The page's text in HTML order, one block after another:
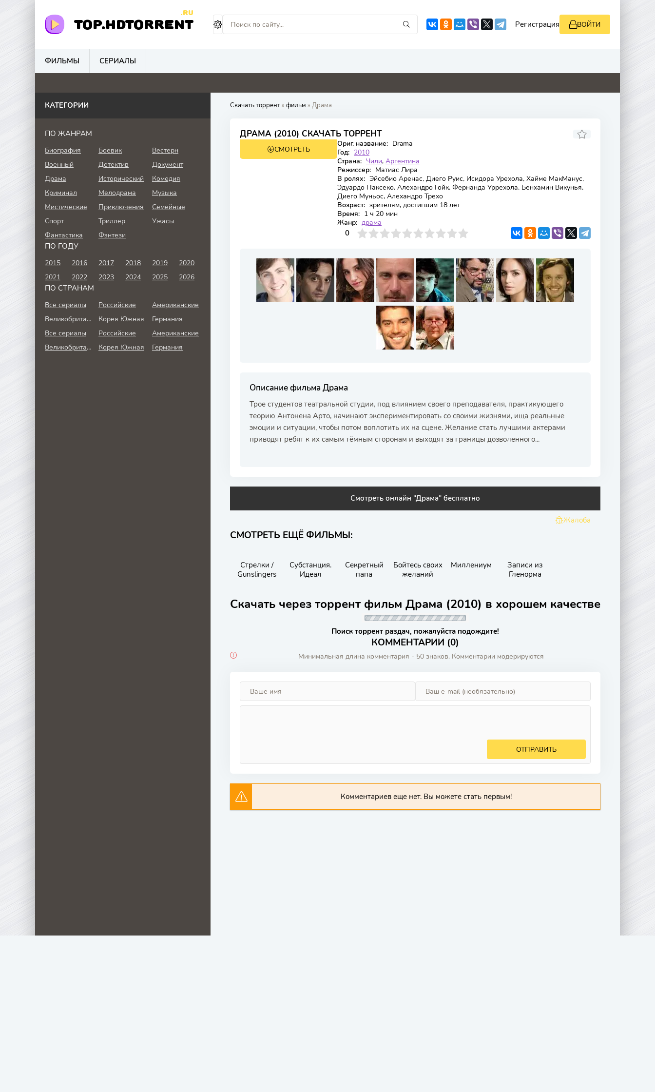
TOP.HDTORRENT
.RU
Регистрация ВОЙТИ
ФИЛЬМЫ СЕРИАЛЫ
0 0 0 4.9 4.8 0 0 0 0 0 0
Скачать торрент» фильм » Драма
ДРАМА (2010) СКАЧАТЬ ТОРРЕНТ
5.47 4.9
СМОТРЕТЬ
Ориг. название: Drama
Год: 2010
Страна: Чили, Аргентина
Режиссер: Матиас Лира
В ролях: Эйсебио Аренас, Диего Руис, Исидора Урехола, Хайме МакМанус,
Эдуардо Паксеко, Алехандро Гойк, Фернанда Уррехола, Бенхамин Викунья,
Диего Муньос, Алехандро Трехо
Возраст: зрителям, достигшим 18 лет
Время: 1 ч 20 мин
Жанр: драма
0
4 6 7 8 9 10
Описание фильма Драма
Трое студентов театральной студии, под влиянием своего преподавателя, практикующего
теорию Антонена Арто, начинают экспериментировать со своими жизнями, ища реальные
эмоции и ситуации, чтобы потом воплотить их на сцене. Желание стать лучшими актерами
приводят ребят к их самым тёмным сторонам и выходят за границы дозволенного...
Смотреть онлайн "Драма" бесплатно
Жалоба
СМОТРЕТЬ ЕЩЁ ФИЛЬМЫ:
Стрелки /
Gunslingers
Субстанция.
Идеал
Секретный
папа
Бойтесь своих
желаний
Миллениум
Записи из
Гленорма
Скачать через торрент фильм Драма (2010) в хорошем качестве
Поиск торрент раздач, пожалуйста подождите!
КОММЕНТАРИИ (0)
Минимальная длина комментария - 50 знаков. Комментарии модерируются
ОТПРАВИТЬ
Комментариев еще нет. Вы можете стать первым!
КАТЕГОРИИ
ПО ЖАНРАМ
Биография Боевик
Вестерн
Военный
Детектив
Документ
Драма
Исторический
Комедия
Криминал
Мелодрама
Музыка
Мистические
Приключения
Семейные
Спорт
Триллер
Ужасы
Фантастика
Фэнтези
ПО ГОДУ
2015 2016 2017 2018 2019
2020
2021
2022 2023 2024 2025 2026
ПО СТРАНАМ
Все сериалы Российские
Американские
Великобритания
Корея Южная
Германия
Все сериалы
Российские
Американские
Великобритания
Корея Южная Германия